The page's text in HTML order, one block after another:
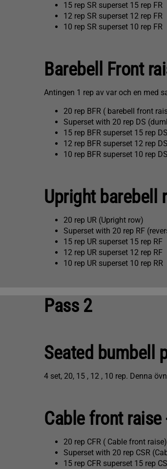
15 rep SR superset 15 rep FR
12 rep SR superset 12 rep FR
10 rep SR superset 10 rep FR
Barebell Front
Antingen 1 rep av var och en med
20 rep BFR ( barebell front
Superset with 20 rep DS
15 rep BFR superset 15 rep DS
12 rep BFR superset 12 rep DS
10 rep BFR superset 10 rep DS
Upright barebell
20 rep UR (Upright row)
Superset with 20 rep RF
15 rep UR superset 15 rep RF
12 rep UR superset 12 rep RF
10 rep UR superset 10 rep RR
Pass 2
Seated bumbell
4 set, 20, 15 , 12 , 10 rep. Denna
Cable front
20 rep CFR ( Cable front raise)
Superset with 20 rep CSR
15 rep CFR superset 15 rep